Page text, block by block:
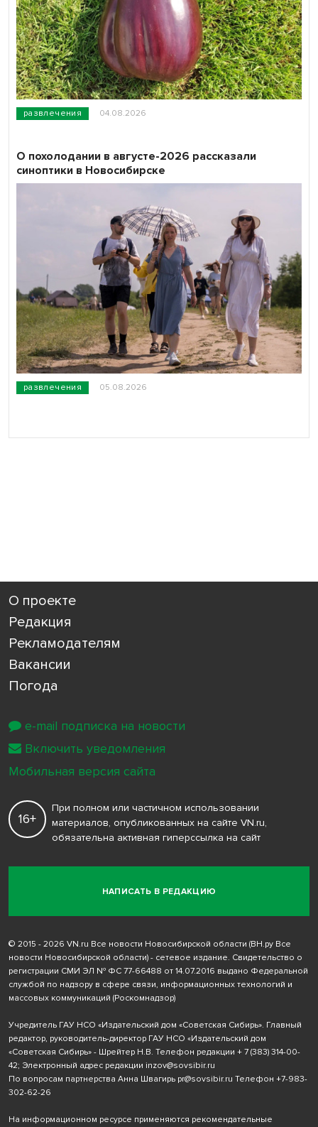
развлечения 04.08.2026
развлечения 05.08.2026
О похолодании в августе-2026 рассказали
синоптики в Новосибирске
О проекте
Редакция
Рекламодателям
Вакансии
Погода
НАПИСАТЬ В РЕДАКЦИЮ
16+
При полном или частичном использовании
материалов, опубликованных на сайте VN.ru,
обязательна активная гиперссылка на сайт
© 2015 - 2026 VN.ru Все новости Новосибирской области (ВН.ру Все
новости Новосибирской области) - сетевое издание. Свидетельство о
регистрации СМИ ЭЛ № ФС 77-66488 от 14.07.2016 выдано Федеральной
службой по надзору в сфере связи, информационных технологий и
массовых коммуникаций (Роскомнадзор)
Учредитель ГАУ НСО «Издательский дом «Советская Сибирь». Главный
редактор, руководитель-директор ГАУ НСО «Издательский дом
«Советская Сибирь» - Шрейтер Н.В. Телефон редакции + 7 (383) 314-00-
42; Электронный адрес редакции inzov@sovsibir.ru
По вопросам партнерства Анна Швагирь pr@sovsibir.ru Телефон +7-983-
302-62-26
На информационном ресурсе применяются рекомендательные
e-mail подписка на новости
Включить уведомления
Мобильная версия сайта